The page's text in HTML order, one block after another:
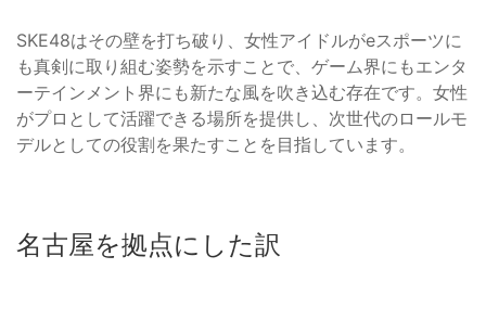
SKE48はその壁を打ち破り、女性アイドルがeスポーツに
も真剣に取り組む姿勢を示すことで、ゲーム界にもエンタ
ーテインメント界にも新たな風を吹き込む存在です。女性
がプロとして活躍できる場所を提供し、次世代のロールモ
デルとしての役割を果たすことを目指しています。
名古屋を拠点にした訳